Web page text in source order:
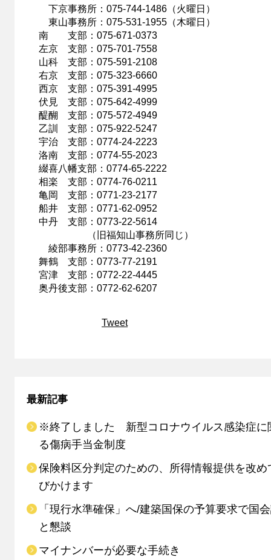
下京事務所：075-744-1486（火曜日）
東山事務所：075-531-1955（木曜日）
南 支部：075-671-0373
左京 支部：075-701-7558
山科 支部：075-591-2108
右京 支部：075-323-6660
西京 支部：075-391-4995
伏見 支部：075-642-4999
醍醐 支部：075-572-4949
乙訓 支部：075-922-5247
宇治 支部：0774-24-2223
洛南 支部：0774-55-2023
綴喜八幡支部：0774-65-2222
相楽 支部：0774-76-0211
亀岡 支部：0771-23-2177
船井 支部：0771-62-0952
中丹 支部：0773-22-5614
（旧福知山事務所同じ）
綾部事務所：0773-42-2360
舞鶴 支部：0773-77-2191
宮津 支部：0772-22-4445
奥丹後支部：0772-62-6207
Tweet
最新記事
※終了しました 新型コロナウイルス感染症に
る傷病手当金制度
保険料区分判定のための、所得情報提供を改め
びかけます
「現行水準確保」へ/建築国保の予算要求で国
と懇談
マイナンバーが必要な手続き